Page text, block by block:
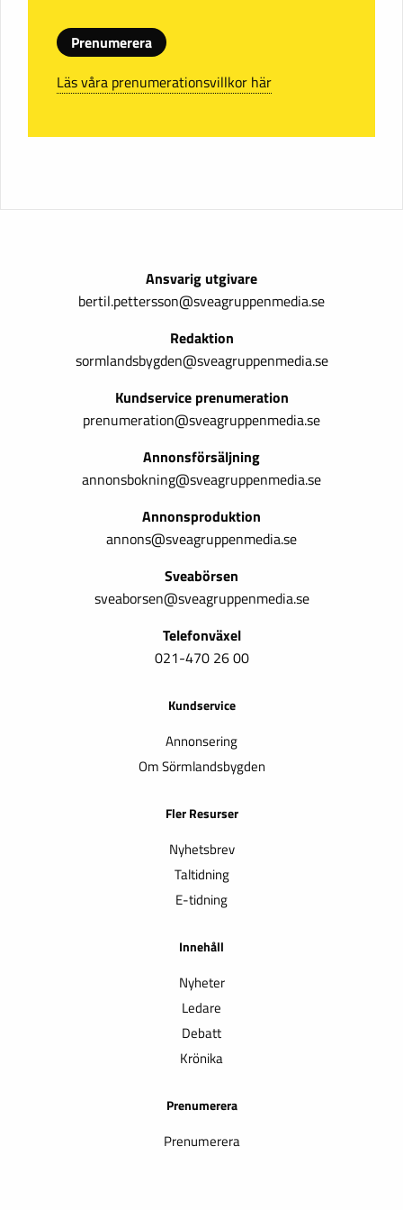
Prenumerera
Läs våra prenumerationsvillkor här
Ansvarig utgivare
bertil.pettersson@sveagruppenmedia.se
Redaktion
sormlandsbygden@sveagruppenmedia.se
Kundservice prenumeration
prenumeration@sveagruppenmedia.se
Annonsförsäljning
annonsbokning@sveagruppenmedia.se
Annonsproduktion
annons@sveagruppenmedia.se
Sveabörsen
sveaborsen@sveagruppenmedia.se
Telefonväxel
021-470 26 00
Kundservice
Annonsering
Om Sörmlandsbygden
Fler Resurser
Nyhetsbrev
Taltidning
E-tidning
Innehåll
Nyheter
Ledare
Debatt
Krönika
Prenumerera
Prenumerera